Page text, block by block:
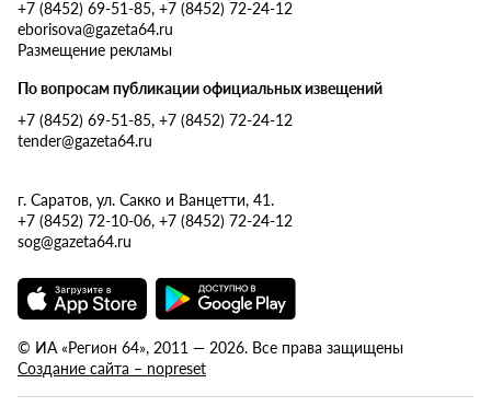
+7 (8452) 69-51-85, +7 (8452) 72-24-12
eborisova@gazeta64.ru
Размещение рекламы
По вопросам публикации официальных извещений
+7 (8452) 69-51-85, +7 (8452) 72-24-12
tender@gazeta64.ru
г. Саратов, ул. Сакко и Ванцетти, 41.
+7 (8452) 72-10-06, +7 (8452) 72-24-12
sog@gazeta64.ru
© ИА «Регион 64», 2011 — 2026. Все права защищены
Создание сайта – nopreset